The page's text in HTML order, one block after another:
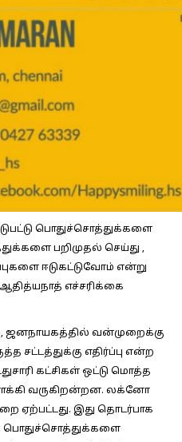
பொதுச்சொத்துக்களை
பறிமுதல் செய்து ,
ஈடுகட்டுவோம் என்று
எச்சரிக்கை
ஜனநாயகத்தில் வன்முறைக்கு
சட்டத்துக்கு எதிர்ப்பு என்ற
கட்சிகள் ஒட்டு மொத்த
வருகிறன்றன. லக்னோ
ஏற்பட்டது. இது தொடர்பாக
பொதுச்சொத்துக்களை